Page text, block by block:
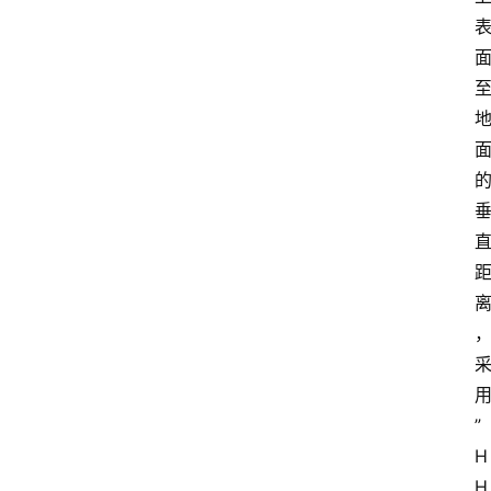
表
面
至
地
面
的
垂
直
距
离
，
采
用
”
H
H